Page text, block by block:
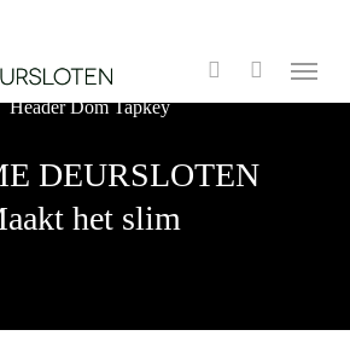
Menu
DEURSLOTEN
het slim